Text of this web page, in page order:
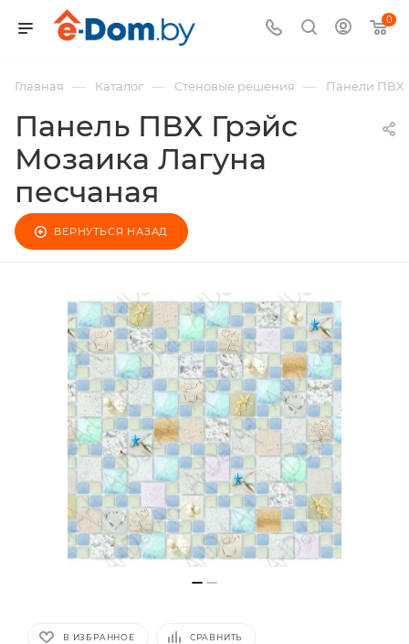
0
Главная — Каталог — Стеновые решения — Панели ПВХ
Панель ПВХ Грэйс
Мозаика Лагуна
песчаная
ВЕРНУТЬСЯ НАЗАД
В ИЗБРАННОЕ СРАВНИТЬ